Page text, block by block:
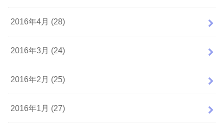
2016年4月 (28)
2016年3月 (24)
2016年2月 (25)
2016年1月 (27)